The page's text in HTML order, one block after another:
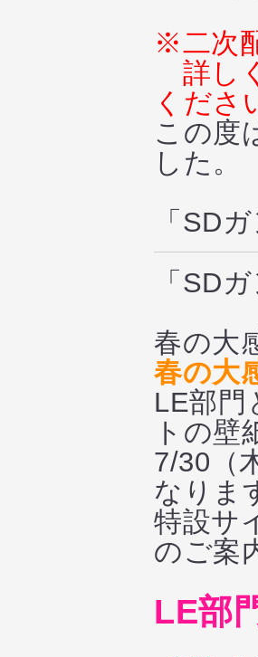
※二次
詳し
くださ
この度
した。
「SD
「SD
春の大
春の大
LE部門
トの壁
7/30（
なりま
特設サ
のご案
LE部